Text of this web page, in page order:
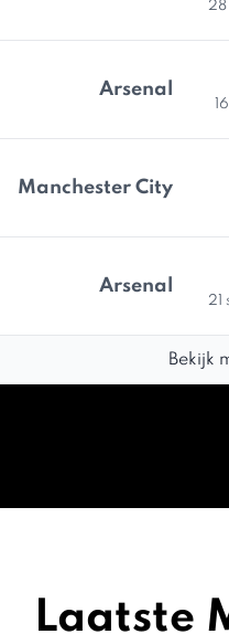
28
Arsenal
Manchester City
Arsenal
21
Bekijk
Laatste